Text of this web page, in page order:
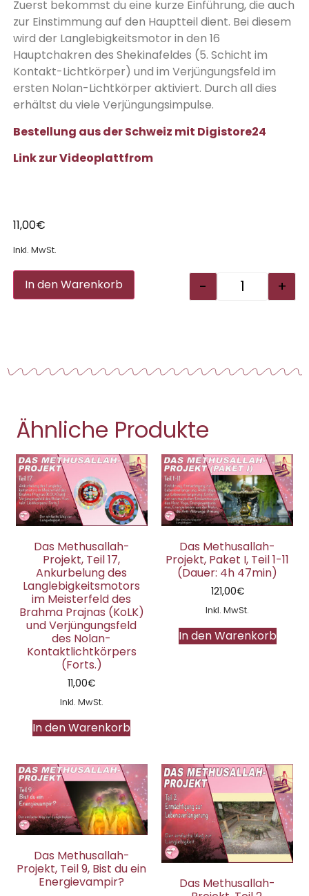
Zuerst bekommst du eine kurze Einführung, die auch
zur Einstimmung auf den Hauptteil dient. Bei diesem
wird der Langlebigkeitsmotor in den 16
Hauptchakren des Shekinafeldes (5. Schicht im
Kontakt-Lichtkörper) und im Verjüngungsfeld im
ersten Nolan-Lichtkörper aktiviert. Durch all dies
erhältst du viele Verjüngungsimpulse.
Bestellung aus der Schweiz mit Digistore24
Link zur Videoplattfrom
11,00€
Inkl. MwSt.
- +
In den Warenkorb Alternative:
Ähnliche Produkte
Das Methusallah-
Projekt, Teil 17,
Ankurbelung des
Langlebigkeitsmotors
im Meisterfeld des
Brahma Prajnas (KoLK)
und Verjüngungsfeld
des Nolan-
Kontaktlichtkörpers
(Forts.)
11,00€
Inkl. MwSt.
In den Warenkorb
Das Methusallah-
Projekt, Paket I, Teil 1-11
(Dauer: 4h 47min)
121,00€
Inkl. MwSt.
In den Warenkorb
Das Methusallah-
Projekt, Teil 9, Bist du ein
Energievampir?
Das Methusallah-